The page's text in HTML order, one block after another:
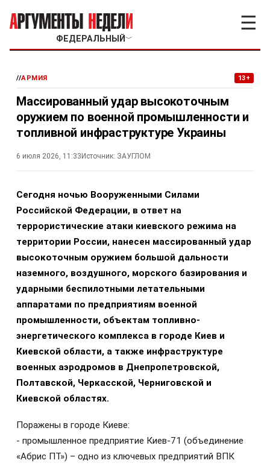
ФЕДЕРАЛЬНЫЙ ﹀
☰
//АРМИЯ 13+
Массированный удар высокоточным
оружием по военной промышленности и
топливной инфраструктуре Украины
6 июля 2026, 11:33 Источник: ЗАУГЛОМ
Сегодня ночью Вооруженными Силами
Российской Федерации, в ответ на
террористические атаки киевского режима на
территории России, нанесен массированный удар
высокоточным оружием большой дальности
наземного, воздушного, морского базирования и
ударными беспилотными летательными
аппаратами по предприятиям военной
промышленности, объектам топливно-
энергетического комплекса в городе Киев и
Киевской области, а также инфраструктуре
военных аэродромов в Днепропетровской,
Полтавской, Черкасской, Черниговской и
Киевской областях.
Поражены в городе Киеве:
- промышленное предприятие Киев-71 (объединение
«Абрис ПТ») – одно из ключевых предприятий ВПК